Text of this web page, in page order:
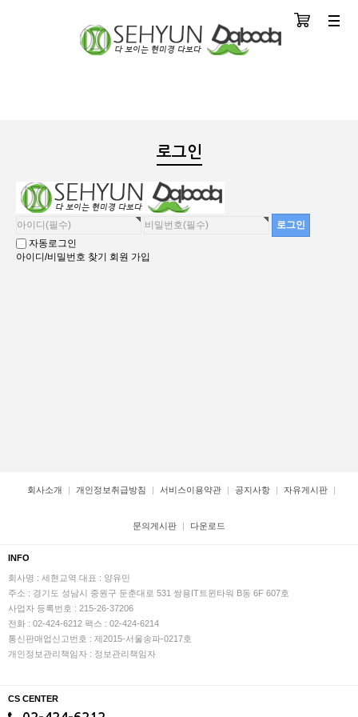
분류
로그인
자동로그인
아이디/비밀번호 찾기
회원 가입
회사소개 개인정보취급방침 서비스이용약관 공지사항 자유게시판
문의게시판 다운로드
INFO
회사명 : 세현교역 대표 : 양유민
주소 : 경기도 성남시 중원구 둔춘대로 531 쌍용IT트윈타워 B동 6F 607호
사업자 등록번호 : 215-26-37206
전화 : 02-424-6212 팩스 : 02-424-6214
통신판매업신고번호 : 제2015-서울송파-0217호
개인정보관리책임자 : 정보관리책임자
CS CENTER